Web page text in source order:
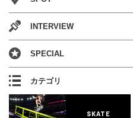
INTERVIEW
SPECIAL
カテゴリ
SKATE